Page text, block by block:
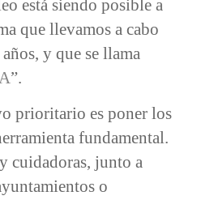
está siendo posible a
que llevamos a cabo
y que se llama
”.
prioritario es poner los
fundamental.
cuidadoras, junto a
o